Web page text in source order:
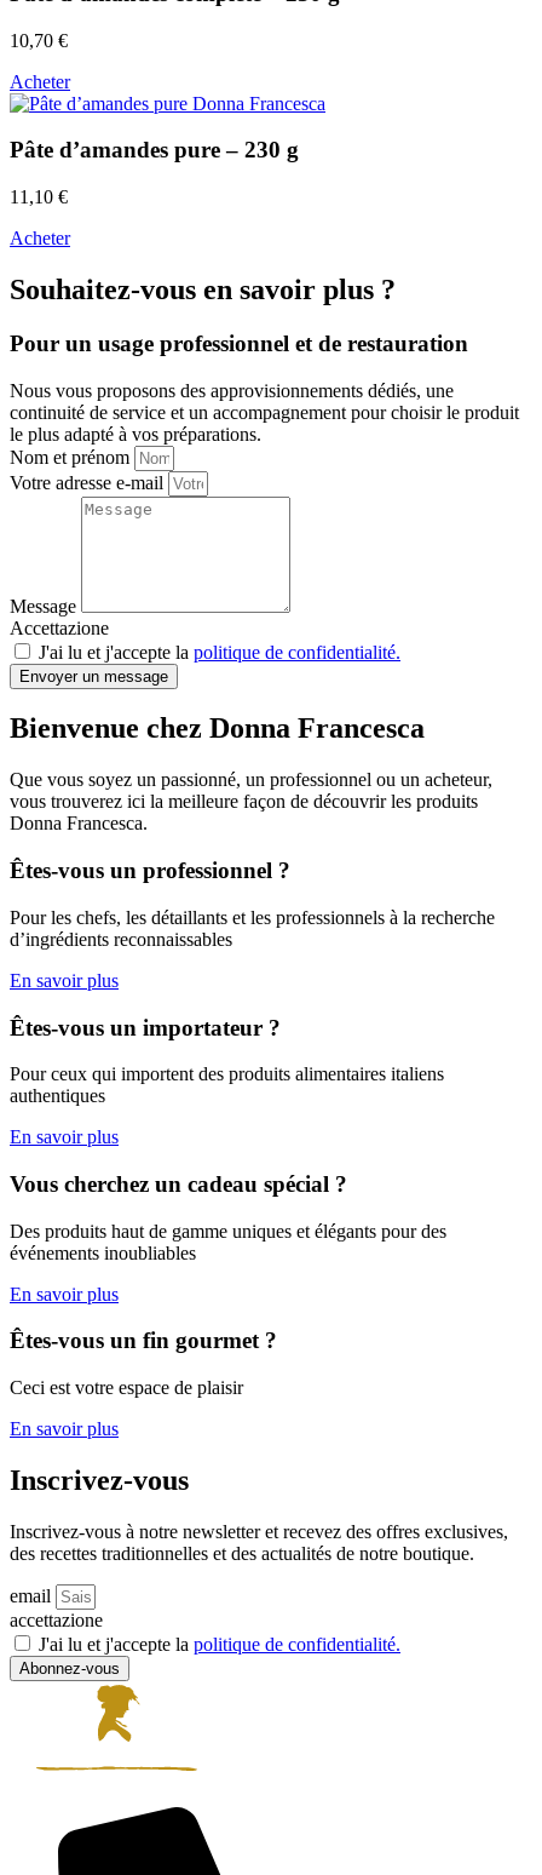
10,70 €
Acheter
Pâte d’amandes pure – 230 g
11,10 €
Acheter
Souhaitez-vous en savoir plus ?
Pour un usage professionnel et de restauration
Nous vous proposons des approvisionnements dédiés, une
continuité de service et un accompagnement pour choisir le produit
le plus adapté à vos préparations.
Nom et prénom
Votre adresse e-mail
Message
Accettazione
J'ai lu et j'accepte la politique de confidentialité.
Envoyer un message
Bienvenue chez Donna Francesca
Que vous soyez un passionné, un professionnel ou un acheteur,
vous trouverez ici la meilleure façon de découvrir les produits
Donna Francesca.
Êtes-vous un professionnel ?
Pour les chefs, les détaillants et les professionnels à la recherche
d’ingrédients reconnaissables
En savoir plus
Êtes-vous un importateur ?
Pour ceux qui importent des produits alimentaires italiens
authentiques
En savoir plus
Vous cherchez un cadeau spécial ?
Des produits haut de gamme uniques et élégants pour des
événements inoubliables
En savoir plus
Êtes-vous un fin gourmet ?
Ceci est votre espace de plaisir
En savoir plus
Inscrivez-vous
Inscrivez-vous à notre newsletter et recevez des offres exclusives,
des recettes traditionnelles et des actualités de notre boutique.
email
accettazione
J'ai lu et j'accepte la politique de confidentialité.
Abonnez-vous